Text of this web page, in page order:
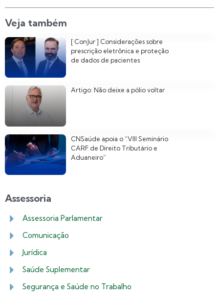
Veja também
[ ConJur ] Considerações sobre
prescrição eletrônica e proteção
de dados de pacientes
Artigo: Não deixe a pólio voltar
CNSaúde apoia o “VIII Seminário
CARF de Direito Tributário e
Aduaneiro”
Assessoria
Assessoria Parlamentar
Comunicação
Jurídica
Saúde Suplementar
Segurança e Saúde no Trabalho